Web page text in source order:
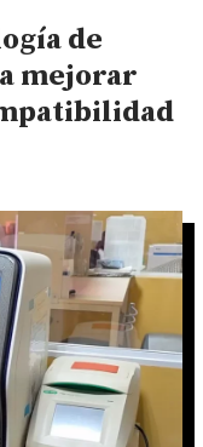
de
mejorar